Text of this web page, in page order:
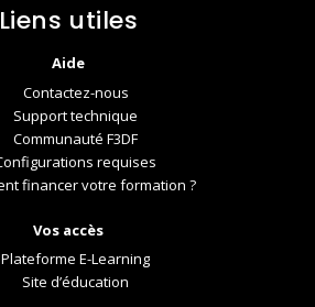
Liens utiles
Aide
Contactez-nous
Support technique
Communauté F3DF
requises
financer votre formation ?
Vos accès
Plateforme E-Learning
Site d’éducation